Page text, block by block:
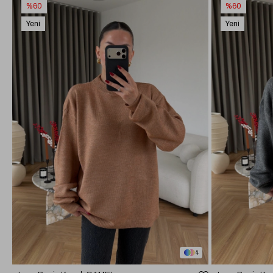
4
%60
Yeni
%60
Yeni